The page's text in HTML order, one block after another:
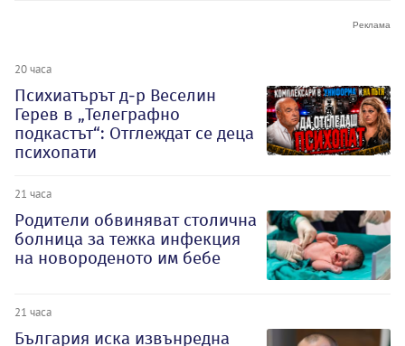
20 часа
Психиатърът д-р Веселин
Герев в „Телеграфно
подкастът“: Отглеждат се деца
психопати
21 часа
Родители обвиняват столична
болница за тежка инфекция
на новороденото им бебе
21 часа
България иска извънредна